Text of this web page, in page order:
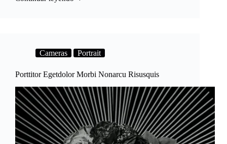
Pulvinar
Cameras Portrait
Porttitor Egetdolor Morbi Nonarcu Risusquis